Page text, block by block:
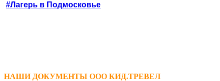
#Лагерь в Подмосковье
НАШИ ДОКУМЕНТЫ ООО КИД.ТРЕВЕЛ